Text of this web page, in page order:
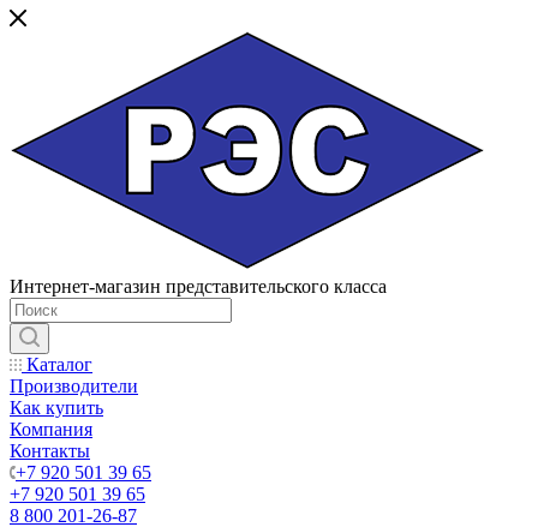
Интернет-магазин представительского класса
Каталог
Производители
Как купить
Компания
Контакты
+7 920 501 39 65
+7 920 501 39 65
8 800 201-26-87